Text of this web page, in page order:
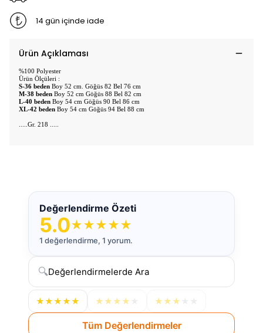
14 gün içinde iade
Ürün Açıklaması
%100 Polyester
Ürün Ölçüleri :
S-36 beden Boy 52 cm. Göğüs 82 Bel 76 cm
M-38 beden Boy 52 cm Göğüs 88 Bel 82 cm
L-40 beden Boy 54 cm Göğüs 90 Bel 86 cm
XL-42 beden Boy 54 cm Göğüs 94 Bel 88 cm
.....Gr. 218 .....
Değerlendirme Özeti
5.0★★★★★
1 değerlendirme, 1 yorum.
🔍
★★★★★ ★ ★ ★ ★ ★ ★ ★
Tüm Değerlendirmeler